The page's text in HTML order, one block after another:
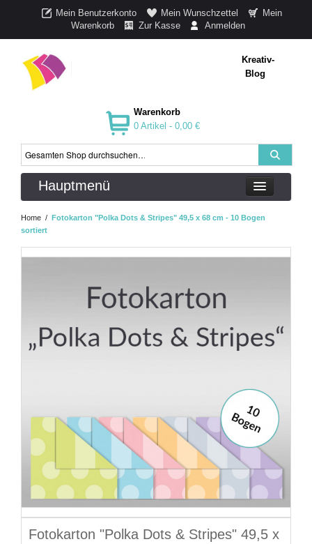
Mein Benutzerkonto Mein Wunschzettel
Mein
Warenkorb
Zur Kasse Anmelden
Kreativ-
Blog
Warenkorb
0 Artikel - 0,00 €
Hauptmenü
Home / Fotokarton "Polka Dots & Stripes" 49,5 x 68 cm - 10 Bogen
sortiert
Fotokarton "Polka Dots & Stripes" 49,5 x